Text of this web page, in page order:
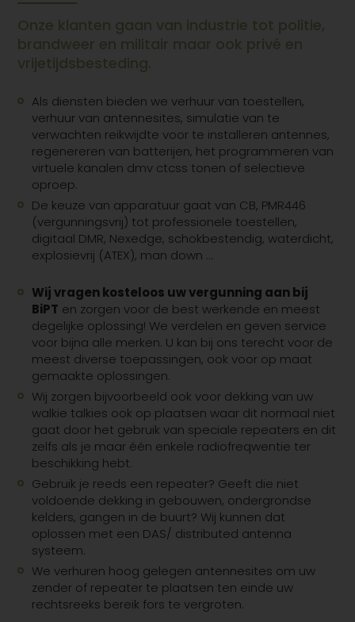
Onze klanten gaan van industrie tot politie,
brandweer en militair maar ook privé en
vrijetijdsbesteding.
Als diensten bieden we verhuur van toestellen,
verhuur van antennesites, simulatie van te
verwachten reikwijdte voor te installeren antennes,
regenereren van batterijen, het programmeren van
virtuele kanalen dmv ctcss tonen of selectieve
oproep.
De keuze van apparatuur gaat van CB, PMR446
(vergunningsvrij) tot professionele toestellen,
digitaal DMR, Nexedge, schokbestendig, waterdicht,
explosievrij (ATEX), man down …
Wij vragen kosteloos uw vergunning aan bij
BiPT en zorgen voor de best werkende en meest
degelijke oplossing! We verdelen en geven service
voor bijna alle merken. U kan bij ons terecht voor de
meest diverse toepassingen, ook voor op maat
gemaakte oplossingen.
Wij zorgen bijvoorbeeld ook voor dekking van uw
walkie talkies ook op plaatsen waar dit normaal niet
gaat door het gebruik van speciale repeaters en dit
zelfs als je maar één enkele radiofreqwentie ter
beschikking hebt.
Gebruik je reeds een repeater? Geeft die niet
voldoende dekking in gebouwen, ondergrondse
kelders, gangen in de buurt? Wij kunnen dat
oplossen met een DAS/ distributed antenna
systeem.
We verhuren hoog gelegen antennesites om uw
zender of repeater te plaatsen ten einde uw
rechtsreeks bereik fors te vergroten.